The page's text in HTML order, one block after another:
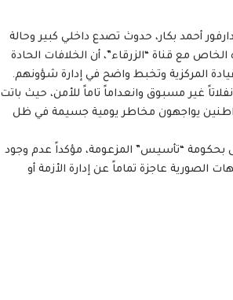
أحمد بكار، حدوث تصدع داخلي كبير وحالة
مع قناة “الزرقاء”، أن الخلافات الحادة
المركزية وتخبط واضح في إدارة شؤونهم.
غير مسبوق وانعداماً تاماً للأمن، حيث باتت
يواجهون مخاطر يومية جسيمة في ظل
بحكومة “تأسيس” المزعومة، مؤكداً عدم وجود
الصورية عاجزة تماماً عن إدارة الأزمة أو